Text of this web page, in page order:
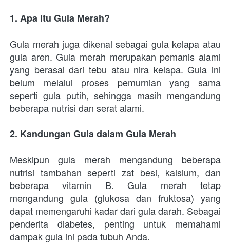
1. Apa Itu Gula Merah?
Gula merah juga dikenal sebagai gula kelapa atau
gula aren. Gula merah merupakan pemanis alami
yang berasal dari tebu atau nira kelapa. Gula ini
belum melalui proses pemurnian yang sama
seperti gula putih, sehingga masih mengandung
beberapa nutrisi dan serat alami.
2. Kandungan Gula dalam Gula Merah
Meskipun gula merah mengandung beberapa
nutrisi tambahan seperti zat besi, kalsium, dan
beberapa vitamin B. Gula merah tetap
mengandung gula (glukosa dan fruktosa) yang
dapat memengaruhi kadar dari gula darah. Sebagai
penderita diabetes, penting untuk memahami
dampak gula ini pada tubuh Anda.